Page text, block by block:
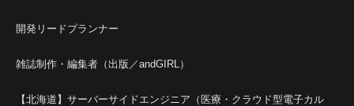
開発リードプランナー
雑誌制作・編集者（出版／andGIRL）
【北海道】サーバーサイドエンジニア（医療・クラウド型電子カル